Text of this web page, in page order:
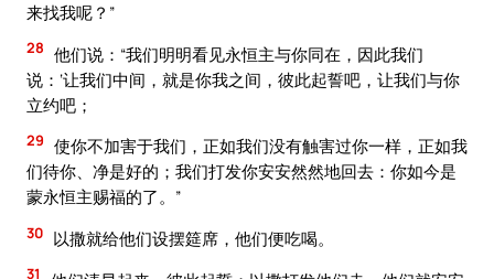
来找我呢？”
28 他们说：“我们明明看见永恒主与你同在，因此我们
说：‘让我们中间，就是你我之间，彼此起誓吧，让我们与你
立约吧；
29 使你不加害于我们，正如我们没有触害过你一样，正如我
们待你、净是好的；我们打发你安安然然地回去：你如今是
蒙永恒主赐福的了。”
30 以撒就给他们设摆筵席，他们便吃喝。
31